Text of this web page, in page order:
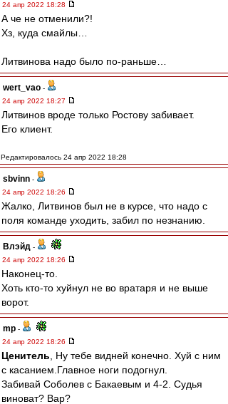
24 апр 2022 18:28
А че не отменили?!
Хз, куда смайлы…
Литвинова надо было по-раньше…
wert_vao -
24 апр 2022 18:27
Литвинов вроде только Ростову забивает.
Его клиент.
Редактировалось 24 апр 2022 18:28
sbvinn -
24 апр 2022 18:26
Жалко, Литвинов был не в курсе, что надо с
поля команде уходить, забил по незнанию.
Влэйд -
24 апр 2022 18:26
Наконец-то.
Хоть кто-то хуйнул не во вратаря и не выше
ворот.
mp -
24 апр 2022 18:26
Ценитель , Ну тебе видней конечно. Хуй с ним
с касанием.Главное ноги подогнул.
Забивай Соболев с Бакаевым и 4-2. Судья
виноват? Вар?